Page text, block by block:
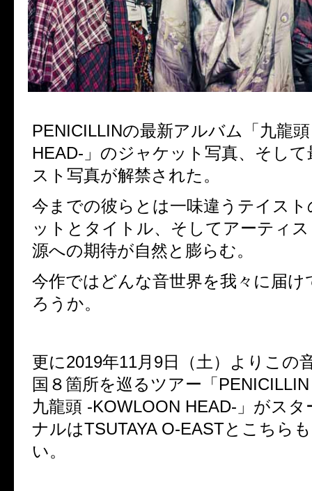
PENICILLINの最新アルバム「九龍頭
HEAD- 」のジャケット写真、そし
スト写真が解禁された。
今までの彼らとは一味違うテイスト
ットとタイトル、そしてアーティ
源への期待が自然と膨らむ。
今作ではどんな音世界を我々に届
ろうか。
更に2019年11月 9日（土）よりこの
国８箇所を巡るツアー「
九龍頭 -KOWLOON HEAD- 」がス
ナルはTSUTAYA O-EASTとこちら
い。